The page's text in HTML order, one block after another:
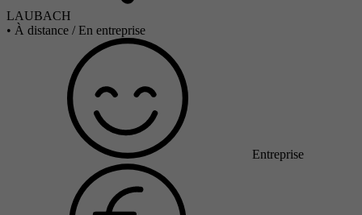
LAUBACH
• À distance / En entreprise
Entreprise